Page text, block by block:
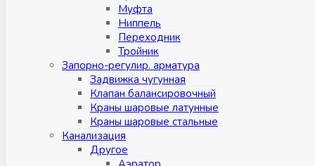
Муфта
Ниппель
Переходник
Тройник
Запорно-регулир. арматура
Задвижка чугунная
Клапан балансировочный
Краны шаровые латунные
Краны шаровые стальные
Канализация
Другое